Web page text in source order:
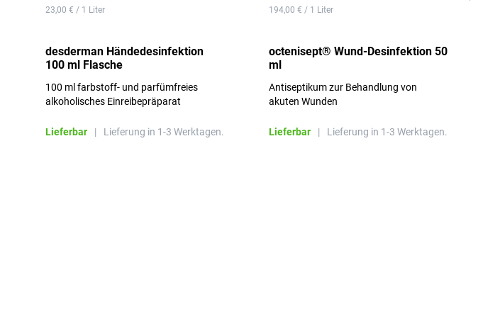
23,00 € / 1 Liter
desderman Händedesinfektion
100 ml Flasche
100 ml farbstoff- und parfümfreies
alkoholisches Einreibepräparat
Lieferbar | Lieferung in 1-3 Werktagen.
194,00 € / 1 Liter
octenisept® Wund-Desinfektion 50
ml
Antiseptikum zur Behandlung von
akuten Wunden
Lieferbar | Lieferung in 1-3 Werktagen.